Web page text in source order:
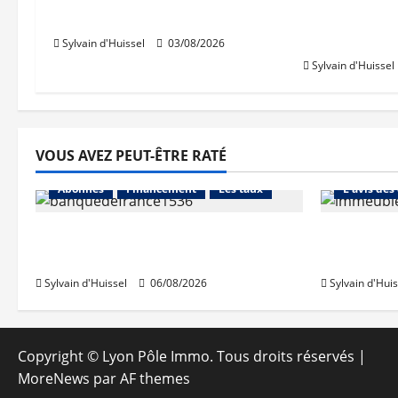
Sylvain d'Huissel 03/08/2026
Sylvain d'Huissel
VOUS AVEZ PEUT-ÊTRE RATÉ
Abonnés Financement Les taux
Sylvain d'Huissel 06/08/2026
L'avis
Sylvain
Copyright © Lyon Pôle Immo. Tous droits réservés |
MoreNews par AF themes